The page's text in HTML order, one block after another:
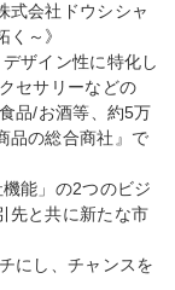
式会社ドウシシャ
～》
ザイン性に特化し
セサリーなどの
品の総合商社』で
能」の2つのビジ
先と共に新たな市